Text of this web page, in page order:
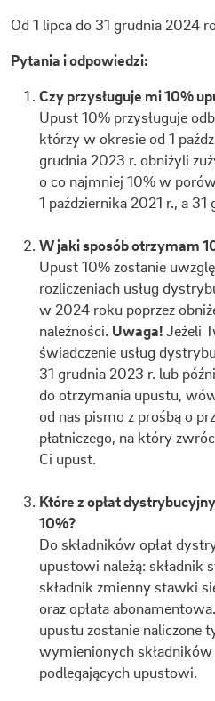
Od 1 lipca do 31 grudnia 2024
Pytania i odpowiedzi:
Czy przysługuje mi 10%
Upust 10% przysługuje
którzy w okresie od 1
grudnia 2023 r. obniżyli
o co najmniej 10% w
1 października 2021 r., a 31
W jaki sposób otrzymam
Upust 10% zostanie
rozliczeniach usług
w 2024 roku poprzez
należności. Uwaga!Jeżeli
świadczenie usług
31 grudnia 2023 r. lub
do otrzymania upustu,
od nas pismo z prośbą o
płatniczego, na który
Ci upust.
Które z opłat
10%?
Do składników opłat
upustowi należą: składnik
składnik zmienny stawki
oraz opłata
upustu zostanie naliczone
wymienionych
podlegających upustowi.